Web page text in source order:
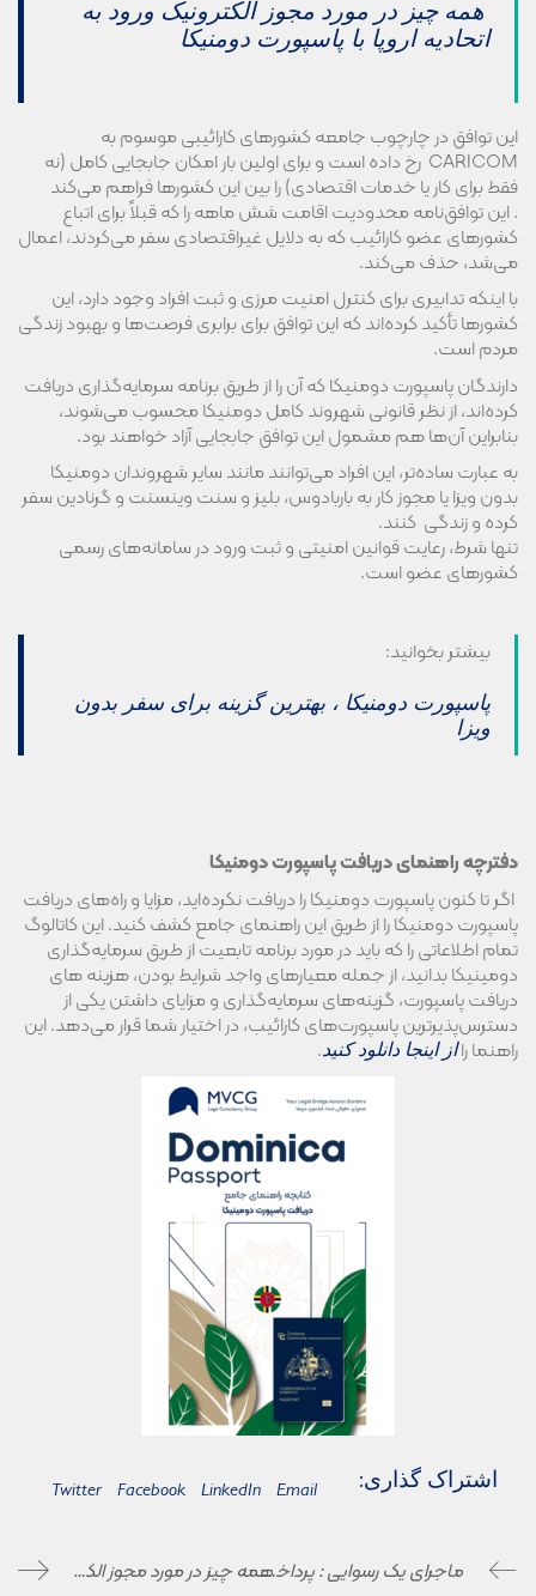
همه چیز در مورد مجوز الکترونیک ورود به
اتحادیه اروپا با پاسپورت دومنیکا
این توافق در چارچوب جامعه کشورهای کارائیبی موسوم به
CARICOM رخ داده است و برای اولین بار امکان جابجایی کامل (نه
فقط برای کار یا خدمات اقتصادی) را بین این کشورها فراهم می‌کند
. این توافق‌نامه محدودیت اقامت شش ماهه را که قبلاً برای اتباع
کشورهای عضو کارائیب که به دلایل غیراقتصادی سفر می‌کردند، اعمال
می‌شد، حذف می‌کند.
با اینکه تدابیری برای کنترل امنیت مرزی و ثبت افراد وجود دارد، این
کشورها تأکید کرده‌اند که این توافق برای برابری فرصت‌ها و بهبود زندگی
مردم است.
دارندگان پاسپورت دومنیکا که آن را از طریق برنامه سرمایه‌گذاری دریافت
کرده‌اند، از نظر قانونی شهروند کامل دومنیکا محسوب می‌شوند،
بنابراین آن‌ها هم مشمول این توافق جابجایی آزاد خواهند بود.
به عبارت ساده‌تر، این افراد می‌توانند مانند سایر شهروندان دومنیکا
بدون ویزا یا مجوز کار به باربادوس، بلیز و سنت وینسنت و گرنادین سفر
کرده و زندگی کنند.
تنها شرط، رعایت قوانین امنیتی و ثبت ورود در سامانه‌های رسمی
کشورهای عضو است.
بیشتر بخوانید:
پاسپورت دومنیکا ، بهترین گزینه برای سفر بدون
ویزا
دفترچه راهنمای دریافت پاسپورت دومنیکا
اگر تا کنون پاسپورت دومنیکا را دریافت نکرده‌اید، مزایا و راه‌های دریافت
پاسپورت دومنیکا را از طریق این راهنمای جامع کشف کنید. این کاتالوگ
تمام اطلاعاتی را که باید در مورد برنامه تابعیت از طریق سرمایه‌گذاری
دومینیکا بدانید، از جمله معیارهای واجد شرایط بودن، هزینه های
دریافت پاسپورت، گزینه‌های سرمایه‌گذاری و مزایای داشتن یکی از
دسترس‌پذیرترین پاسپورت‌های کارائیب، در اختیار شما قرار می‌دهد. این
راهنما رااز اینجا دانلود کنید.
اشتراک گذاری: Email
LinkedIn
Facebook
Twitter
ماجرای یک رسوایی : پرداخت ۷۰۰ پوندی برای غرامت وام خودرو در انگلیس همه چیز در مورد مجوز الکترونیک ورود به اتحادیه اروپا | ETIAS ساده‌تر است یا ویزا شنگن